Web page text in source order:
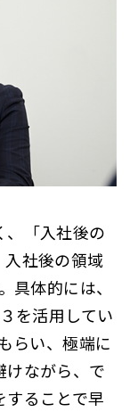
、「入社後の
社後の領域
具体的には、
を活用してい
らい、極端に
ながら、で
ることで早